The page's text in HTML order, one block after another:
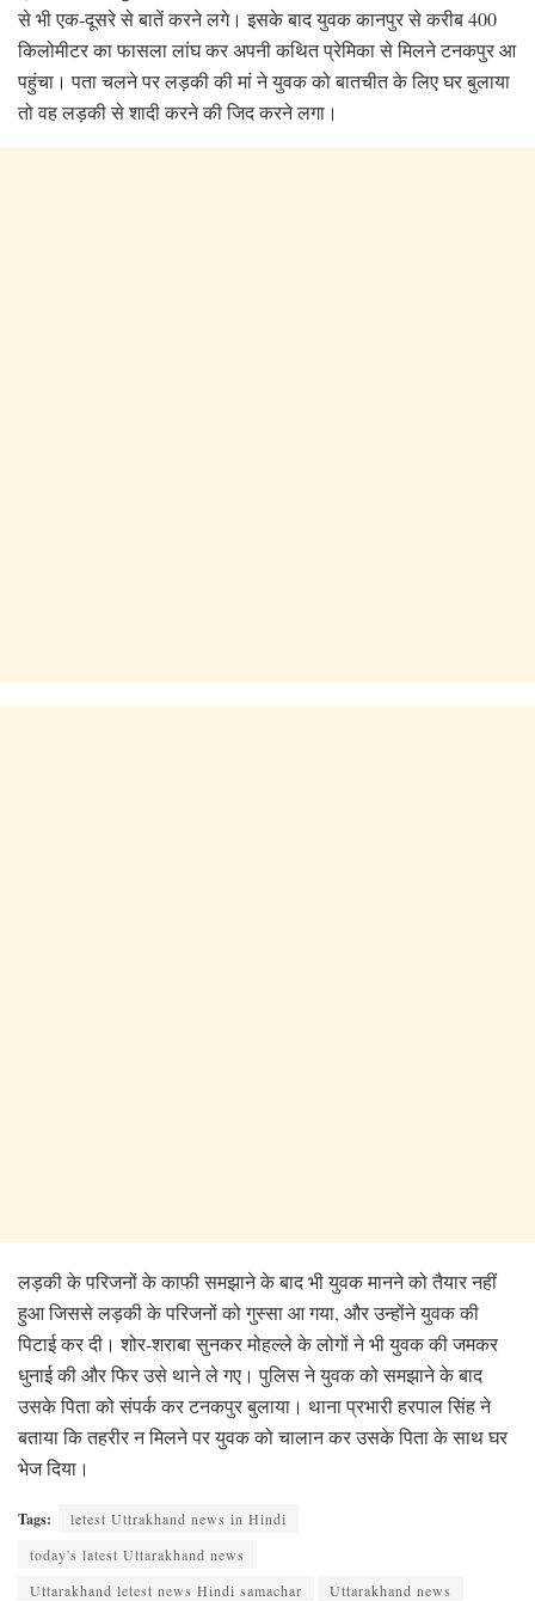
से भी एक-दूसरे से बातें करने लगे। इसके बाद युवक कानपुर से करीब 400
किलोमीटर का फासला लांघ कर अपनी कथित प्रेमिका से मिलने टनकपुर आ
पहुंचा। पता चलने पर लड़की की मां ने युवक को बातचीत के लिए घर बुलाया
तो वह लड़की से शादी करने की जिद करने लगा।
लड़की के परिजनों के काफी समझाने के बाद भी युवक मानने को तैयार नहीं
हुआ जिससे लड़की के परिजनों को गुस्सा आ गया, और उन्होंने युवक की
पिटाई कर दी। शोर-शराबा सुनकर मोहल्ले के लोगों ने भी युवक की जमकर
धुनाई की और फिर उसे थाने ले गए। पुलिस ने युवक को समझाने के बाद
उसके पिता को संपर्क कर टनकपुर बुलाया। थाना प्रभारी हरपाल सिंह ने
बताया कि तहरीर न मिलने पर युवक को चालान कर उसके पिता के साथ घर
भेज दिया।
Tags:
letest Uttrakhand news in Hindi
today's latest Uttarakhand news
Uttarakhand letest news Hindi samachar
Uttarakhand news